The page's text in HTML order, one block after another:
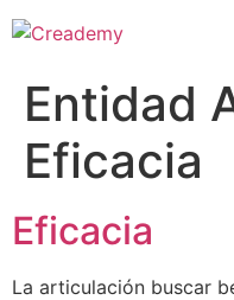
Entidad
Eficacia
Eficacia
La articulación buscar